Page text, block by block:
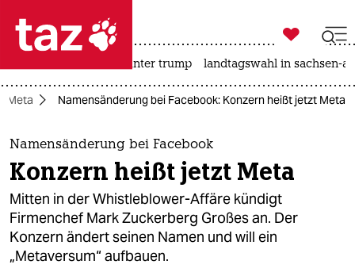
 taz zahl ich
taz zahl ich
themen
politik
öko
gesellschaft

taz zahl ich
usa unter trump landtagswahl in sachsen-
Meta Namensänderung bei Facebook: Konzern heißt jetzt Meta
Namensänderung bei Facebook
Konzern heißt jetzt Meta
Mitten in der Whistleblower-Affäre kündigt
Firmenchef Mark Zuckerberg Großes an. Der
Konzern ändert seinen Namen und will ein
„Metaversum“ aufbauen.